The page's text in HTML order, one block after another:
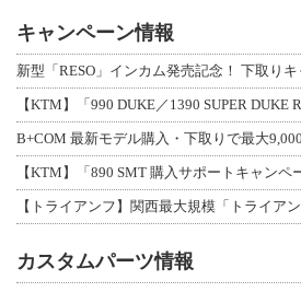
キャンペーン情報
【KTM】「990 DUKE／1390 SUPER DUKE
【KTM】「890 SMT 購入サポートキャン
カスタムパーツ情報